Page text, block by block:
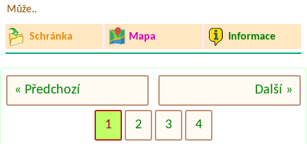
Může..
Schránka Mapa Informace
« Předchozí Další »
1 2 3 4